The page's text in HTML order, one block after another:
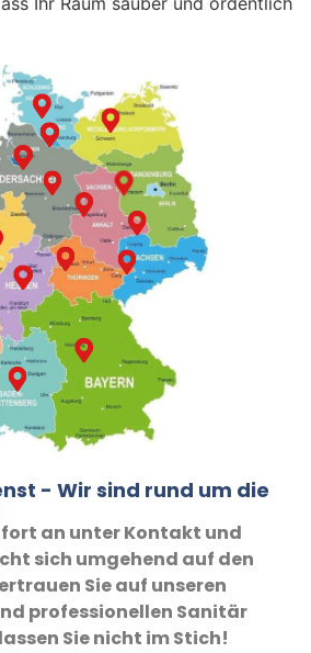
- Wir sind rund um die
an unter Kontakt und
sich umgehend auf den
Sie auf unseren
professionellen Sanitär
Sie nicht im Stich!